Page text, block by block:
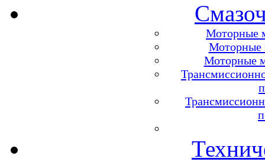
Моторные
Моторные
Моторные